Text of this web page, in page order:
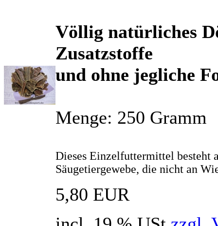
Völlig natürliches
Zusatzstoffe
und ohne jegliche
Menge: 250 Gramm
Dieses Einzelfuttermittel besteht
Säugetiergewebe, die nicht an
5,80 EUR